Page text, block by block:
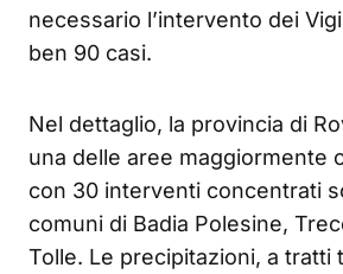
necessario l’intervento dei
ben 90 casi.
Nel dettaglio, la provincia di
una delle aree maggiormente
con 30 interventi concentrati
comuni di Badia Polesine,
Tolle. Le precipitazioni, a tratti